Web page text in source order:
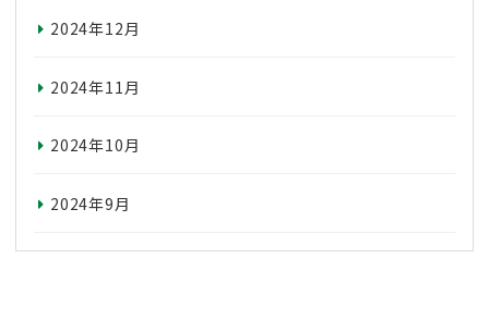
2024年12月
2024年11月
2024年10月
2024年9月